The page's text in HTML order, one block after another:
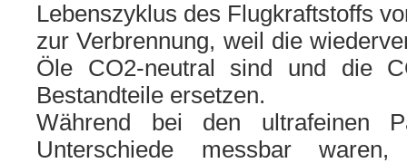
Lebenszyklus des Flugkraftstoffs
zur Verbrennung, weil die
Öle CO2-neu­tral sind und die
Bestandteile erset­zen.
Während bei den ultra­fei­nen
Unterschiede mess­bar